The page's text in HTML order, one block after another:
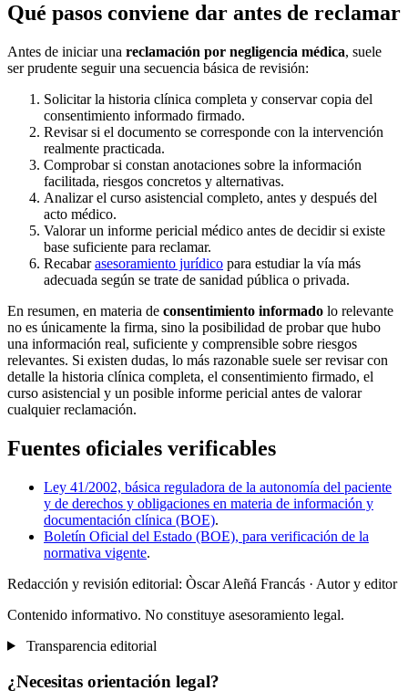
Qué pasos conviene dar antes de reclamar
Antes de iniciar una reclamación por negligencia médica, suele
ser prudente seguir una secuencia básica de revisión:
Solicitar la historia clínica completa y conservar copia del
consentimiento informado firmado.
Revisar si el documento se corresponde con la intervención
realmente practicada.
Comprobar si constan anotaciones sobre la información
facilitada, riesgos concretos y alternativas.
Analizar el curso asistencial completo, antes y después del
acto médico.
Valorar un informe pericial médico antes de decidir si existe
base suficiente para reclamar.
Recabarasesoramiento jurídico para estudiar la vía más
adecuada según se trate de sanidad pública o privada.
En resumen, en materia de consentimiento informado lo relevante
no es únicamente la firma, sino la posibilidad de probar que hubo
una información real, suficiente y comprensible sobre riesgos
relevantes. Si existen dudas, lo más razonable suele ser revisar con
detalle la historia clínica completa, el consentimiento firmado, el
curso asistencial y un posible informe pericial antes de valorar
cualquier reclamación.
Fuentes oficiales verificables
Ley 41/2002, básica reguladora de la autonomía del paciente
y de derechos y obligaciones en materia de información y
documentación clínica (BOE).
Boletín Oficial del Estado (BOE), para verificación de la
normativa vigente.
Redacción y revisión editorial: Òscar Aleñá Francás · Autor y editor
Contenido informativo. No constituye asesoramiento legal.
Transparencia editorial
¿Necesitas orientación legal?